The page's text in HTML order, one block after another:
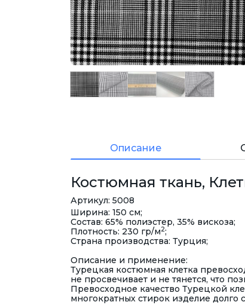
Описание
Костюмная ткань,
Артикул: 5008
Ширина: 150 см;
Состав: 65% полиэстер, 35% вискоза;
Плотность: 230 гр/м2;
Страна производства: Турция;
Описание и применение:
Турецкая костюмная клетка
не просвечивает и не тянется, что
Превосходное качество Турецкой
многократных стирок изделие долго